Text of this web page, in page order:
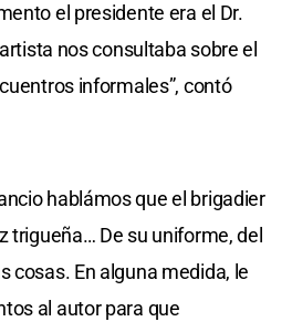
el presidente era el Dr.
nos consultaba sobre el
informales”, contó
hablámos que el brigadier
trigueña… De su uniforme, del
cosas. En alguna medida, le
al autor para que